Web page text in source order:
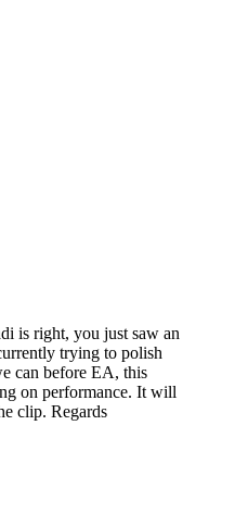
is right, you just saw an
trying to polish
can before EA, this
on performance. It will
clip. Regards